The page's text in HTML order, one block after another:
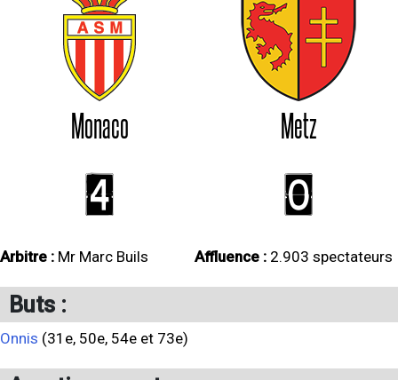
Monaco Metz
4 0
Arbitre : Mr Marc Buils Affluence : 2.903 spectateurs
Buts :
Onnis (31e, 50e, 54e et 73e)